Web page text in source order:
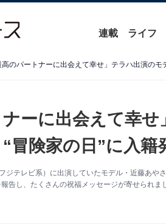
連載 ライフ
高のパートナーに出会えて幸せ」テラハ出演のモ
ナーに出会えて幸
冒険家の日”に入籍
ジテレビ系）に出演していたモデル・近藤あや
告し、たくさんの祝福メッセージが寄せられま